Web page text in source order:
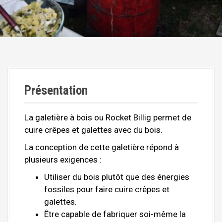
c
i
p
Présentation
La galetière à bois ou Rocket Billig permet de
cuire crêpes et galettes avec du bois.
La conception de cette galetière répond à
plusieurs exigences :
Utiliser du bois plutôt que des énergies
fossiles pour faire cuire crêpes et
galettes.
Être capable de fabriquer soi-même la